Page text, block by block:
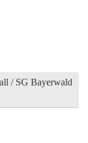
/ SG Bayerwald